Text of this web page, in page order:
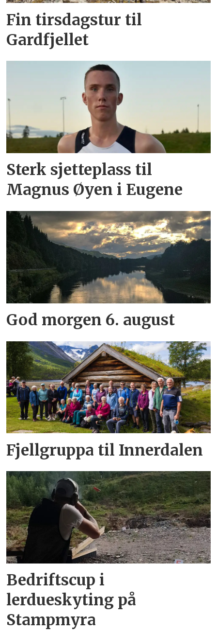
Fin tirsdagstur til
Gardfjellet
Sterk sjetteplass til
Magnus Øyen i Eugene
God morgen 6. august
Fjellgruppa til Innerdalen
Bedriftscup i
lerdueskyting på
Stampmyra